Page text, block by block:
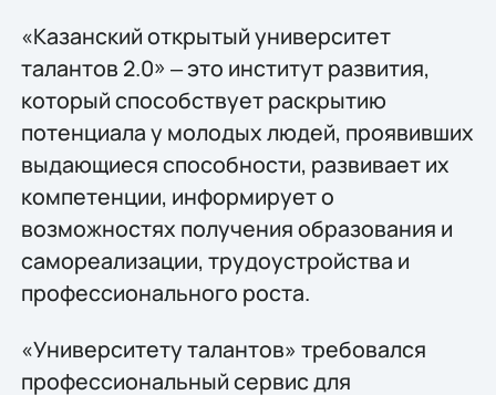
«Казанский открытый университет
талантов 2.0» ‒ это институт развития,
который способствует раскрытию
потенциала у молодых людей, проявивших
выдающиеся способности, развивает их
компетенции, информирует о
возможностях получения образования и
самореализации, трудоустройства и
профессионального роста.
«Университету талантов» требовался
профессиональный сервис для